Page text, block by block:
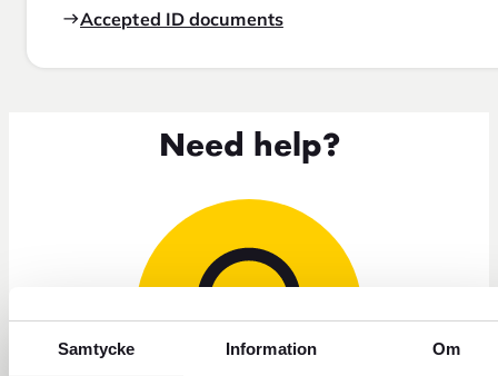
Samtycke Information Om
Accepted ID documents
Need help?